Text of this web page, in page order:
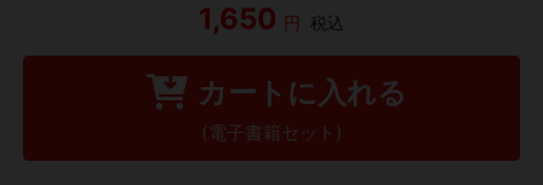
1,650 円 税込
カートに入れる
(電子書籍セット)